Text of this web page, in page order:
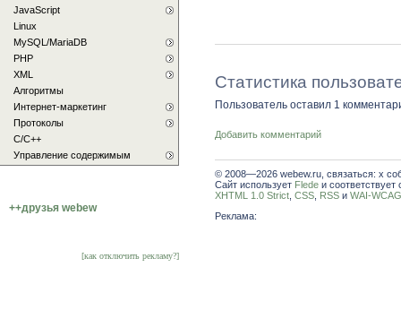
Статистика
Пользователь оставил 1
Добавить комментарий
© 2008—2026 webew.ru, связаться: x
Сайт использует Flede и соответствует
XHTML 1.0 Strict CSS RSS и WAI-
Реклама:
JavaScript
Linux
MySQL/MariaDB
PHP
XML
Алгоритмы
Интернет-маркетинг
Протоколы
С/C++
Управление содержимым
++друзья webew
[как отключить рекламу?]